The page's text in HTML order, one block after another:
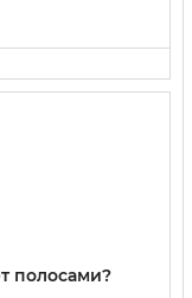
полосами?